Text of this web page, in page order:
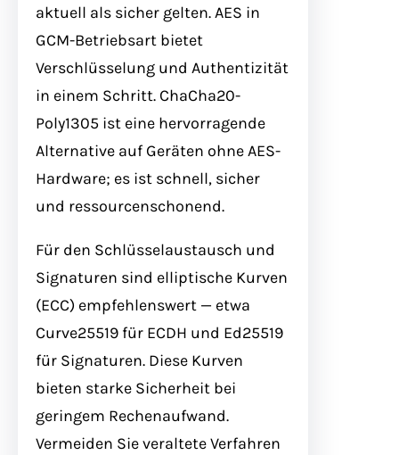
aktuell als sicher gelten. AES in
GCM-Betriebsart bietet
Verschlüsselung und Authentizität
in einem Schritt. ChaCha20-
Poly1305 ist eine hervorragende
Alternative auf Geräten ohne AES-
Hardware; es ist schnell, sicher
und ressourcenschonend.
Für den Schlüsselaustausch und
Signaturen sind elliptische Kurven
(ECC) empfehlenswert — etwa
Curve25519 für ECDH und Ed25519
für Signaturen. Diese Kurven
bieten starke Sicherheit bei
geringem Rechenaufwand.
Vermeiden Sie veraltete Verfahren